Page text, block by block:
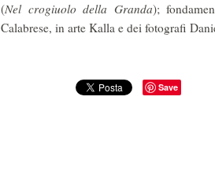
(Nel crogiuolo della Granda);
Calabrese, in arte Kalla e dei fotografi
Save